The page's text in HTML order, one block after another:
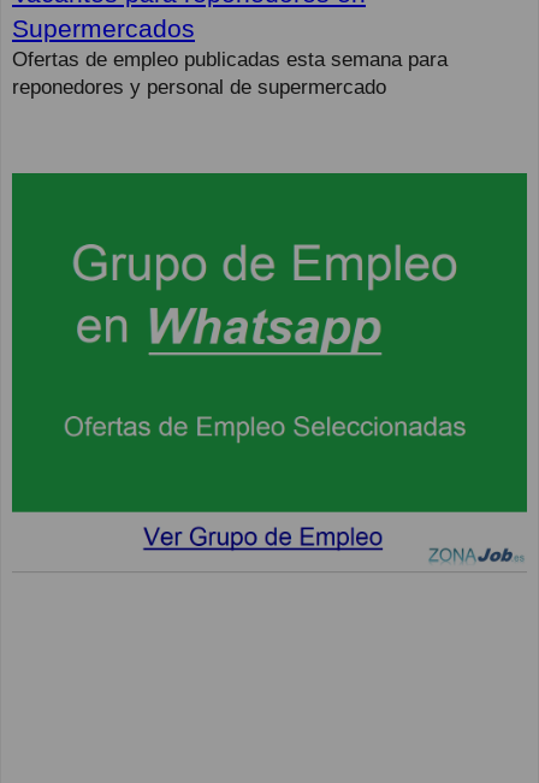
Supermercados
Ofertas de empleo publicadas esta semana para
reponedores y personal de supermercado